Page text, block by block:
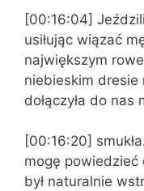
[00:16:04]
usiłując wiązać
największym
niebieskim dresie
dołączyła do nas
[00:16:20]
mogę powiedzieć
był naturalnie